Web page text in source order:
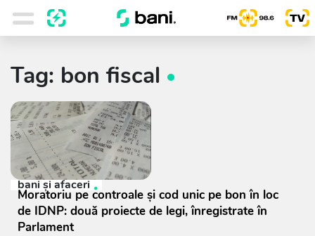
Tag: bon fiscal
bani și afaceri
Moratoriu pe controale și cod unic pe bon în loc
de IDNP: două proiecte de legi, înregistrate în
Parlament